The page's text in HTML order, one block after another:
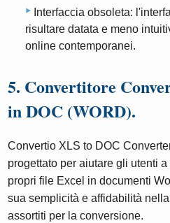
Interfaccia obsoleta:
risultare datata e meno
online contemporanei.
5. Convertitore
in DOC (WORD).
Convertio XLS to DOC
progettato per aiutare gli utenti
propri file Excel in documenti
sua semplicità e affidabilità
assortiti per la conversione.